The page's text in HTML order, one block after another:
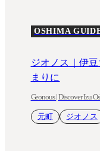
OSHIMA
ジオノス｜伊
まりに
Geonous | Discover Izu
元町 ジオノス